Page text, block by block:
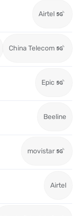
Airtel
China Telecom
Epic
Beeline
movistar
Airtel